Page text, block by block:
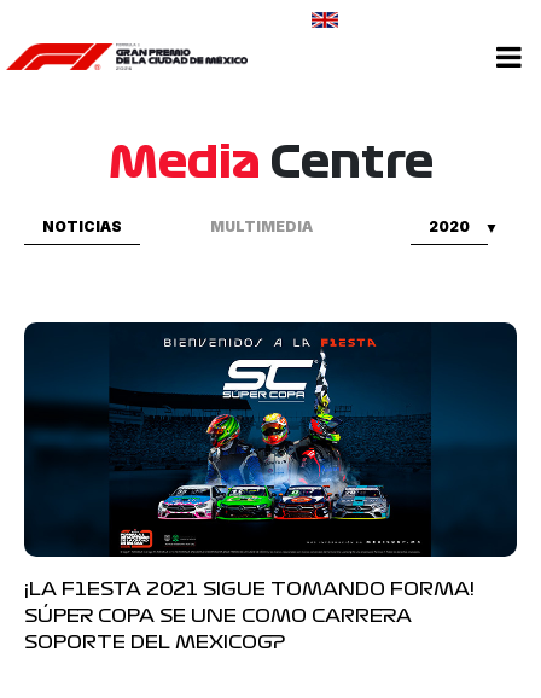
Media Centre
NOTICIAS MULTIMEDIA 2020
¡LA F1ESTA 2021 SIGUE TOMANDO FORMA!
SÚPER COPA SE UNE COMO CARRERA
SOPORTE DEL MEXICOGP